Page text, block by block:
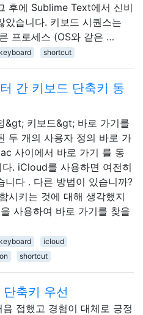
후에 Sublime Text에서 신비
았습니다. 키보드 시퀀스는
프로세스 (OS와 같은 …
keyboard shortcut
간 키보드 단축키 동
&gt; 키보드&gt; 바로 가기를
두 개의 사용자 정의 바로 가
사이에서 바로 가기 를 동
. iCloud를 사용하면 여전히
니다 . 다른 방법이 있습니까?
시키는 것에 대해 생각했지
사용하여 바로 가기를 찾을
keyboard
icloud
shortcut
축키 우선
접했고 경험이 대체로 긍정